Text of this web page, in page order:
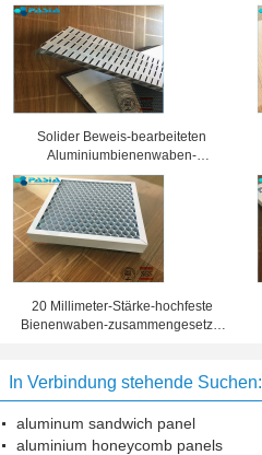
Solider Beweis-bearbeiteten
Aluminiumbienenwaben-
Sandwich-Platten
Oberflächenbehandlung
20 Millimeter-Stärke-hochfeste
Bienenwaben-zusammengesetzte
In Verbindung stehende Suchen:
aluminum sandwich panel
aluminium honeycomb panels